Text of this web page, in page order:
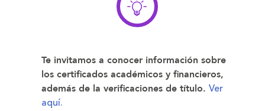
Te invitamos a conocer información sobre
los certificados académicos y financieros,
además de la verificaciones de título. Ver
aquí.